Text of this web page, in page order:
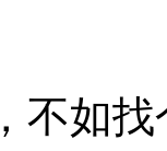
不如